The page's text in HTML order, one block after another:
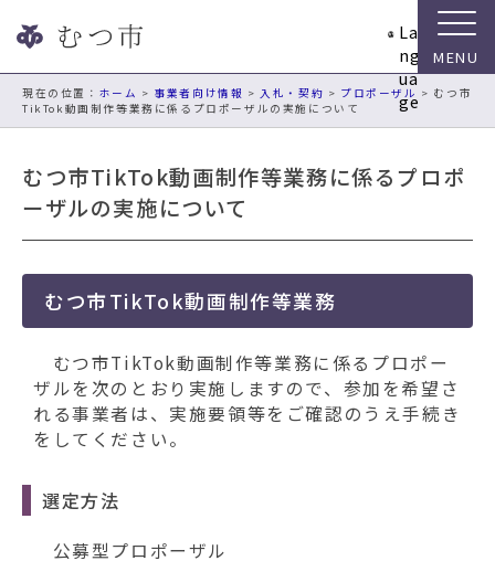
ビ
La
ng
ua
ge
現在の位置： ホーム > 事業者向け情報 > 入札・契約 > プロポーザル > むつ市
TikTok動画制作等業務に係るプロポーザルの実施について
むつ市TikTok動画制作等業務に係るプロポ
ーザルの実施について
むつ市TikTok動画制作等業務
むつ市TikTok動画制作等業務に係るプロポー
ザルを次のとおり実施しますので、参加を希望さ
れる事業者は、実施要領等をご確認のうえ手続き
をしてください。
選定方法
公募型プロポーザル